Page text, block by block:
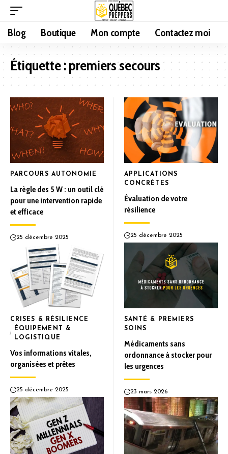
Blog Boutique Mon compte Contactez moi
Étiquette :premiers secours
PARCOURS AUTONOMIE
La règle des 5 W : un outil clé
pour une intervention rapide
et efficace
25 décembre 2025
APPLICATIONS
CONCRÈTES
Évaluation de votre
résilience
25 décembre 2025
CRISES & RÉSILIENCE
ÉQUIPEMENT &
LOGISTIQUE
Vos informations vitales,
organisées et prêtes
25 décembre 2025
SANTÉ & PREMIERS
SOINS
Médicaments sans
ordonnance à stocker pour
les urgences
23 mars 2026